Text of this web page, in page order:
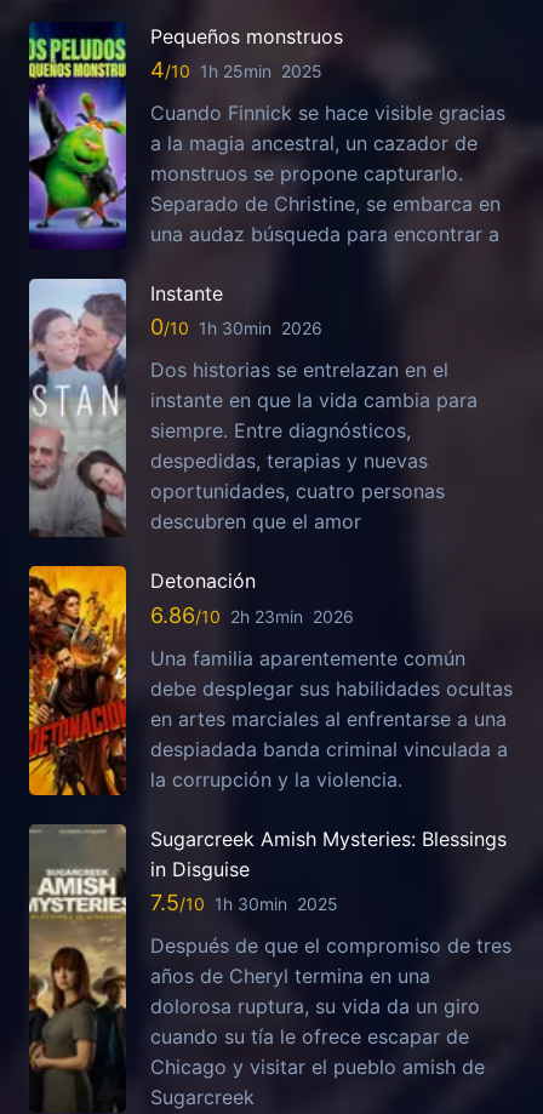
Pequeños monstruos
4 1h 25min 2025
Cuando Finnick se hace visible gracias
a la magia ancestral, un cazador de
monstruos se propone capturarlo.
Separado de Christine, se embarca en
una audaz búsqueda para encontrar a
Instante
0 1h 30min 2026
Dos historias se entrelazan en el
instante en que la vida cambia para
siempre. Entre diagnósticos,
despedidas, terapias y nuevas
oportunidades, cuatro personas
descubren que el amor
Detonación
6.86 2h 23min 2026
Una familia aparentemente común
debe desplegar sus habilidades ocultas
en artes marciales al enfrentarse a una
despiadada banda criminal vinculada a
la corrupción y la violencia.
Sugarcreek Amish Mysteries: Blessings
in Disguise
7.5 1h 30min 2025
Después de que el compromiso de tres
años de Cheryl termina en una
dolorosa ruptura, su vida da un giro
cuando su tía le ofrece escapar de
Chicago y visitar el pueblo amish de
Sugarcreek